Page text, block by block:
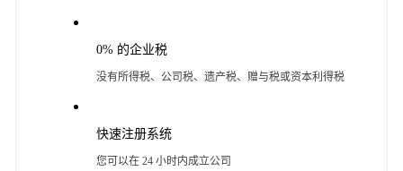
0% 的企业税
没有所得税、公司税、遗产税、赠与税或资本利得税
快速注册系统
您可以在 24 小时内成立公司